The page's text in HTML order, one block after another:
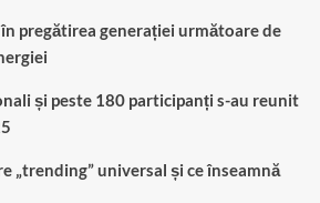
pregătirea generației următoare de
și peste 180 participanți s-au reunit
„trending” universal și ce înseamnă